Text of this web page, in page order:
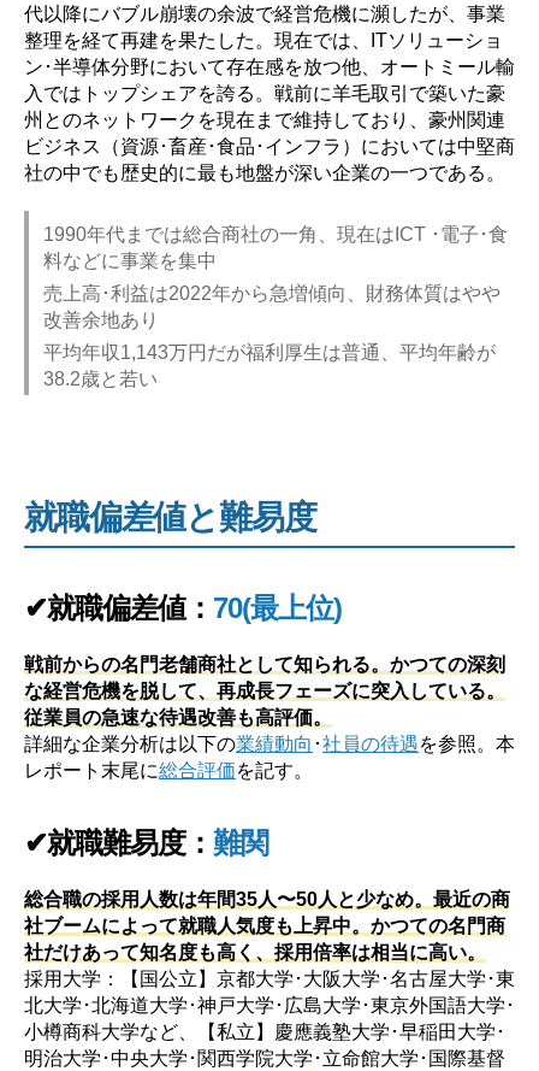
代以降にバブル崩壊の余波で経営危機に瀕したが、事業
整理を経て再建を果たした。現在では、ITソリューショ
ン･半導体分野において存在感を放つ他、オートミール輸
入ではトップシェアを誇る。戦前に羊毛取引で築いた豪
州とのネットワークを現在まで維持しており、豪州関連
ビジネス（資源･畜産･食品･インフラ）においては中堅商
社の中でも歴史的に最も地盤が深い企業の一つである。
1990年代までは総合商社の一角、現在はICT ･電子･食
料などに事業を集中
売上高･利益は2022年から急増傾向、財務体質はやや
改善余地あり
平均年収1,143万円だが福利厚生は普通、平均年齢が
38.2歳と若い
就職偏差値と難易度
✔就職偏差値： 70(最上位)
戦前からの名門老舗商社として知られる。かつての深刻
な経営危機を脱して、再成長フェーズに突入している。
従業員の急速な待遇改善も高評価。
詳細な企業分析は以下の業績動向 ･社員の待遇を参照。本
レポート末尾に総合評価を記す。
✔就職難易度：難関
総合職の採用人数は年間35人〜50人と少なめ。最近の商
社ブームによって就職人気度も上昇中。かつての名門商
社だけあって知名度も高く、採用倍率は相当に高い。
採用大学：【国公立】京都大学･大阪大学･名古屋大学･東
北大学･北海道大学･神戸大学･広島大学･東京外国語大学･
小樽商科大学など、【私立】慶應義塾大学･早稲田大学･
明治大学･中央大学･関西学院大学･立命館大学･国際基督